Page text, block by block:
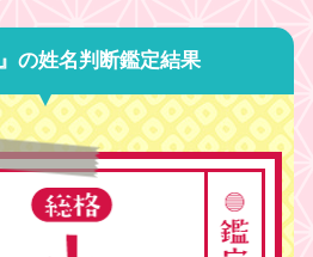
の姓名判断鑑定結果